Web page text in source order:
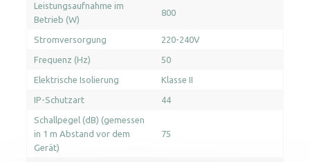
Leistungsaufnahme im
Betrieb (W)
800
Stromversorgung 220-240V
Frequenz (Hz) 50
Elektrische Isolierung Klasse II
IP-Schutzart 44
Schallpegel (dB) (gemessen
in 1 m Abstand vor dem
Gerät)
75